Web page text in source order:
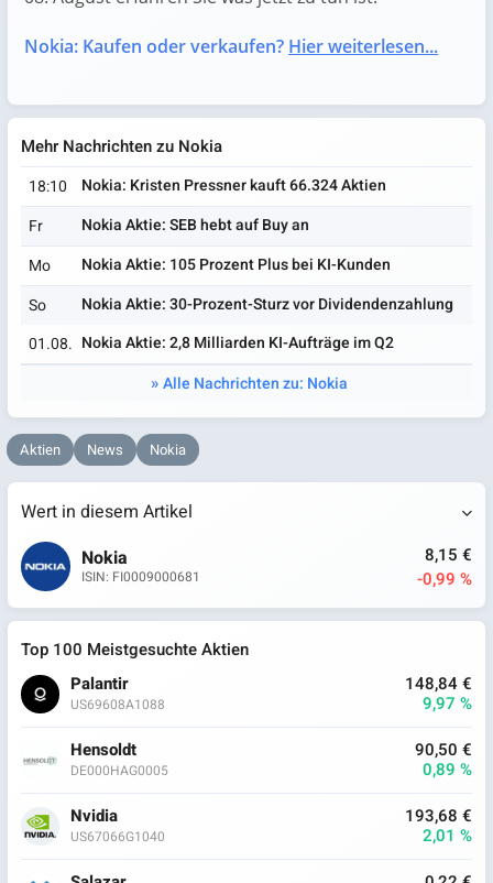
Nokia: Kaufen oder verkaufen? Hier weiterlesen...
Mehr Nachrichten zu Nokia
18:10
Nokia: Kristen Pressner kauft 66.324 Aktien
Fr
Nokia Aktie: SEB hebt auf Buy an
Mo
Nokia Aktie: 105 Prozent Plus bei KI-Kunden
So
Nokia Aktie: 30-Prozent-Sturz vor Dividendenzahlung
01.08. Nokia Aktie: 2,8 Milliarden KI-Aufträge im Q2
Alle Nachrichten zu: Nokia
Aktien News Nokia
Wert in diesem Artikel
Nokia
ISIN: FI0009000681
8,15 €
-0,99 %
Top 100 Meistgesuchte Aktien
Palantir
US69608A1088
148,84 €
9,97 %
Hensoldt
DE000HAG0005
90,50 €
0,89 %
Nvidia
US67066G1040
193,68 €
2,01 %